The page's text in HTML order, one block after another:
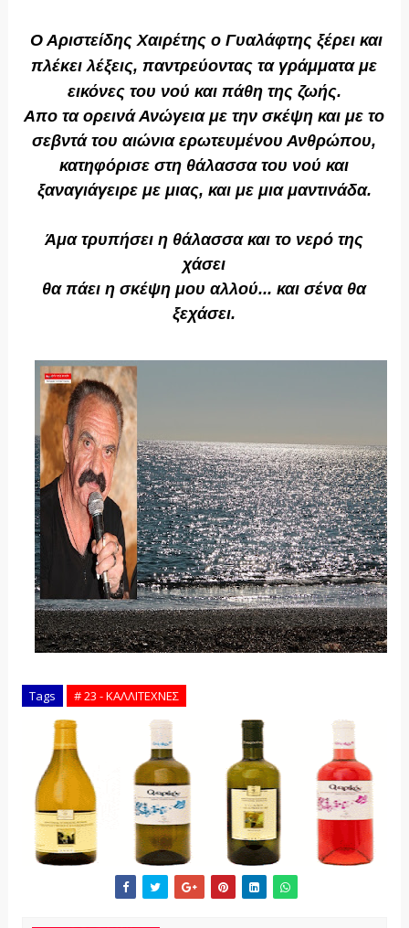
Ο Αριστείδης Χαιρέτης ο Γυαλάφτης ξέρει και
πλέκει λέξεις, παντρεύοντας τα γράμματα με
εικόνες του νού και πάθη της ζωής.
Απο τα ορεινά Ανώγεια με την σκέψη και με το
σεβντά του αιώνια ερωτευμένου Ανθρώπου,
κατηφόρισε στη θάλασσα του νού και
ξαναγιάγειρε με μιας, και με μια μαντινάδα.
Άμα τρυπήσει η θάλασσα και το νερό της
χάσει
θα πάει η σκέψη μου αλλού... και σένα θα
ξεχάσει.
Tags # 23 - ΚΑΛΛΙΤΕΧΝΕΣ